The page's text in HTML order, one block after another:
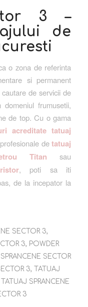
3 –
de
o zona de referinta
si permanent
de servicii de
frumusetii,
de top. Cu o gama
acreditate tatuaj
detatuaj
Titan sau
, poti sa iti
de la incepator la
SECTOR 3,
3, POWDER
SECTOR
3,
TATUAJ
TATUAJ SPRANCENE
3